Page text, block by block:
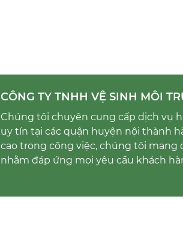
CÔNG TY TNHH VỆ SINH MÔI
Chúng tôi chuyên cung cấp dịch vụ
uy tín tại các quận huyện nội thành
cao trong công việc, chúng tôi mang
nhằm đáp ứng mọi yêu cầu khách